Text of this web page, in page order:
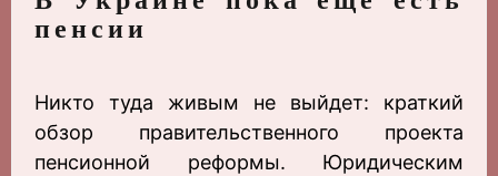
пенсии
Никто туда живым не выйдет: краткий
обзор правительственного проекта
пенсионной реформы. Юридическим